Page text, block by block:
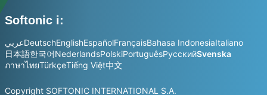
Softonic i:
عربيDeutschEnglishEspañolFrançaisBahasa IndonesiaItaliano
日本語한국어NederlandsPolskiPortuguêsРусскийSvenska
ภาษาไทยTürkçeTiếng Việt中文
Copyright SOFTONIC INTERNATIONAL S.A.